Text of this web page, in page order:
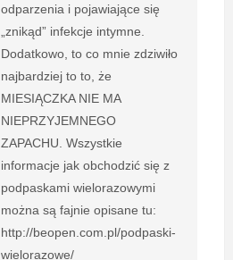
odparzenia i pojawiające się
„znikąd” infekcje intymne.
Dodatkowo, to co mnie zdziwiło
najbardziej to to, że
MIESIĄCZKA NIE MA
NIEPRZYJEMNEGO
ZAPACHU. Wszystkie
informacje jak obchodzić się z
podpaskami wielorazowymi
można są fajnie opisane tu:
http://beopen.com.pl/podpaski-
wielorazowe/